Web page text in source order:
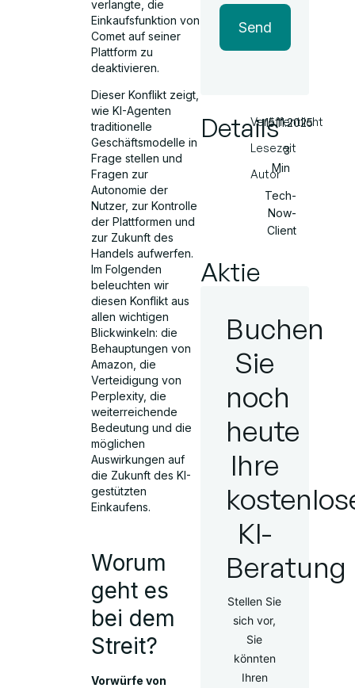
verlangte, die
Einkaufsfunktion von
Comet auf seiner
Plattform zu
deaktivieren.
Dieser Konflikt zeigt,
wie KI-Agenten
traditionelle
Geschäftsmodelle in
Frage stellen und
Fragen zur
Autonomie der
Nutzer, zur Kontrolle
der Plattformen und
zur Zukunft des
Handels aufwerfen.
Im Folgenden
beleuchten wir
diesen Konflikt aus
allen wichtigen
Blickwinkeln: die
Behauptungen von
Amazon, die
Verteidigung von
Perplexity, die
weiterreichende
Bedeutung und die
möglichen
Auswirkungen auf
die Zukunft des KI-
gestützten
Einkaufens.
Worum
geht es
bei dem
Streit?
Vorwürfe von
Send
DetailsVeröffentlicht
Lesezeit
Autor
15.11.2025
3
Min
Tech-
Now-
Client
Aktie
Buchen
Sie
noch
heute
Ihre
KI-
Beratung
Stellen Sie
sich vor,
Sie
könnten
Ihren